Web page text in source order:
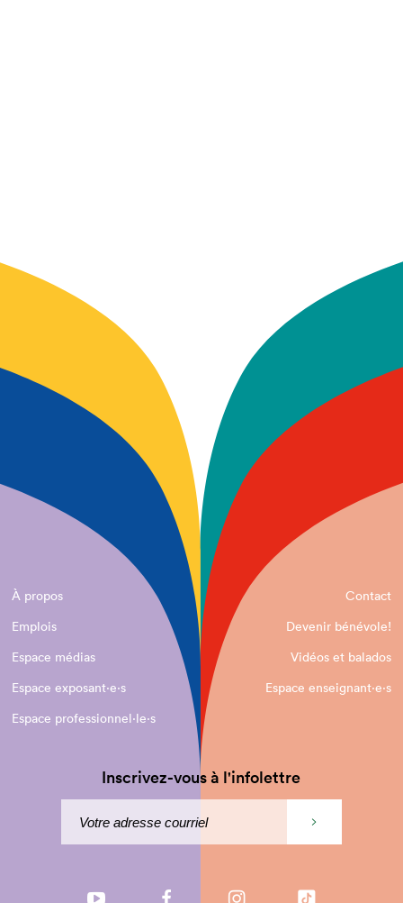
À propos
Contact
Emplois
Devenir bénévole!
Espace médias
Vidéos et balados
Espace exposant·e⋅s
Espace enseignant·e⋅s
Espace professionnel·le⋅s
Inscrivez-vous à l'infolettre